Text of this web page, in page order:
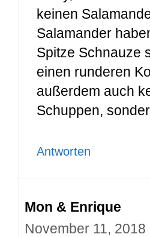
keinen
Salamander
Spitze Schnauze
einen runderen
außerdem auch
Schuppen,
Antworten
Mon & Enrique
November 11, 2018